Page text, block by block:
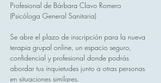
Profesional de Bárbara Clavo Romero
(Psicóloga General Sanitaria)
Se abre el plazo de inscripción para la nueva
terapia grupal online, un espacio seguro,
confidencial y profesional donde podrás
abordar tus inquietudes junto a otras personas
en situaciones similares.